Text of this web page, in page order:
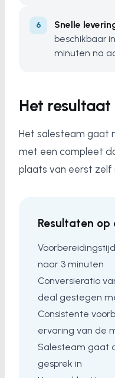
Snelle
beschikbaar
minuten na
Het resultaat
Het salesteam gaat
met een compleet
plaats van eerst zelf
Resultaten op
naar 3 minuten
Conversieratio
deal gestegen
Consistente
ervaring van de
Salesteam gaat
gesprek in